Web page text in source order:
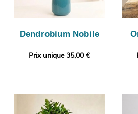
Dendrobium Nobile
Prix unique 35,00 €